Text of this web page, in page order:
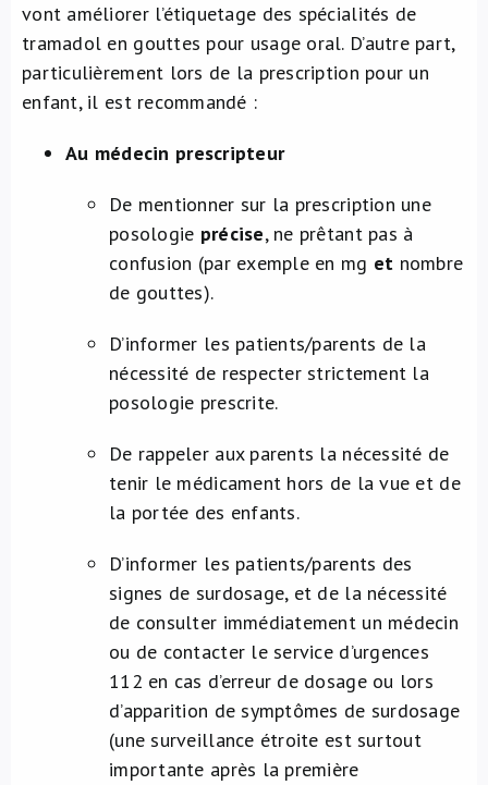
vont améliorer l’étiquetage des spécialités de
tramadol en gouttes pour usage oral. D’autre part,
particulièrement lors de la prescription pour un
enfant, il est recommandé :
Au médecin prescripteur
De mentionner sur la prescription une
posologie précise, ne prêtant pas à
confusion (par exemple en mg et nombre
de gouttes).
D’informer les patients/parents de la
nécessité de respecter strictement la
posologie prescrite.
De rappeler aux parents la nécessité de
tenir le médicament hors de la vue et de
la portée des enfants.
D’informer les patients/parents des
signes de surdosage, et de la nécessité
de consulter immédiatement un médecin
ou de contacter le service d’urgences
112 en cas d’erreur de dosage ou lors
d’apparition de symptômes de surdosage
(une surveillance étroite est surtout
importante après la première